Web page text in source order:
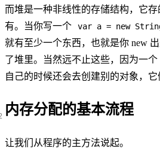
而堆是一种非线性的存储结构，它
有。当你写一个
var a = new
就有至少一个东西，也就是你 new
了堆里。当然远不止这些，因为一个
自己的时候还会去创建别的对象，它
内存分配的基本流程
让我们从程序的主方法说起。